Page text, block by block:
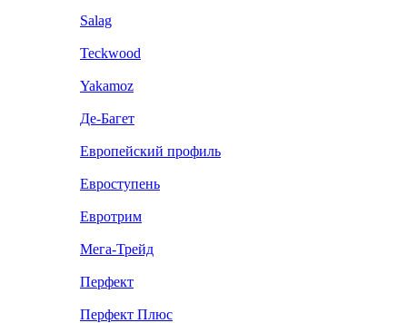
Salag
Teckwood
Yakamoz
Де-Багет
Европейский профиль
Евроступень
Евротрим
Мега-Трейд
Перфект
Перфект Плюс